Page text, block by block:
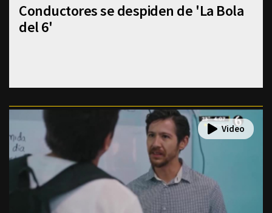
Conductores se despiden de 'La Bola
del 6'